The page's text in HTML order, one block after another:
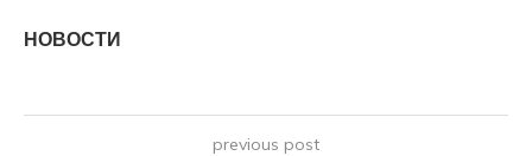
НОВОСТИ
previous post